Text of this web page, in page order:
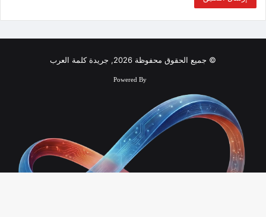
© جميع الحقوق محفوظة 2026, جريدة كلمة العرب